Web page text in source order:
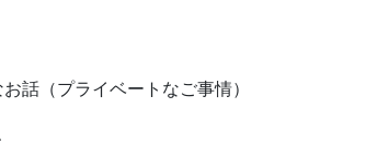
話（プライベートなご事情）